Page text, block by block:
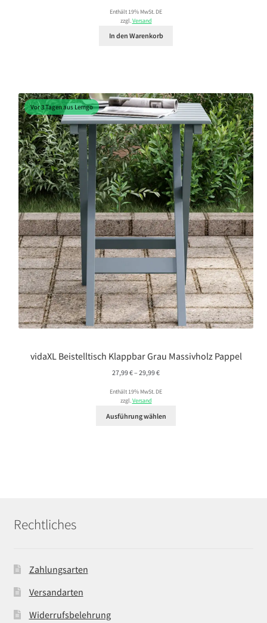
Enthält 19% MwSt. DE
zzgl.Versand
In den Warenkorb
Vor 3 Tagen aus Lemgo
vidaXL Beistelltisch Klappbar Grau Massivholz Pappel
27,99€– 29,99€Preisspanne:
bis
Enthält 19% MwSt. DE
zzgl.Versand
Ausführung wählen
Rechtliches
Zahlungsarten
Versandarten
Widerrufsbelehrung